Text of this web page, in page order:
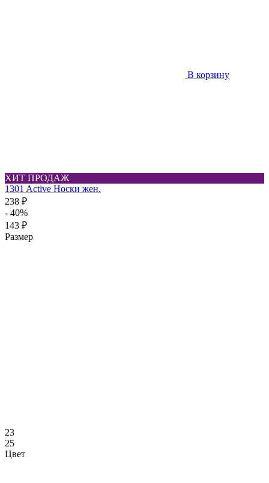
В корзину
ХИТ ПРОДАЖ
1301 Active Носки жен.
238 ₽
- 40%
143 ₽
Размер
23
25
Цвет